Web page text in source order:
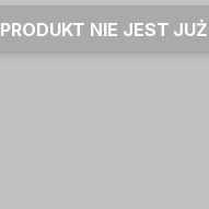
PRODUKT NIE JEST